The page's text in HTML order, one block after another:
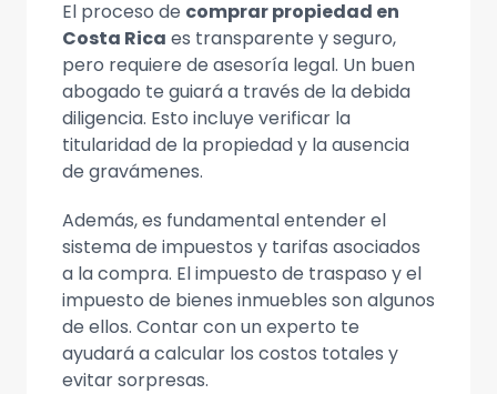
El proceso de comprar propiedad en
Costa Rica es transparente y seguro,
pero requiere de asesoría legal. Un buen
abogado te guiará a través de la debida
diligencia. Esto incluye verificar la
titularidad de la propiedad y la ausencia
de gravámenes.
Además, es fundamental entender el
sistema de impuestos y tarifas asociados
a la compra. El impuesto de traspaso y el
impuesto de bienes inmuebles son algunos
de ellos. Contar con un experto te
ayudará a calcular los costos totales y
evitar sorpresas.